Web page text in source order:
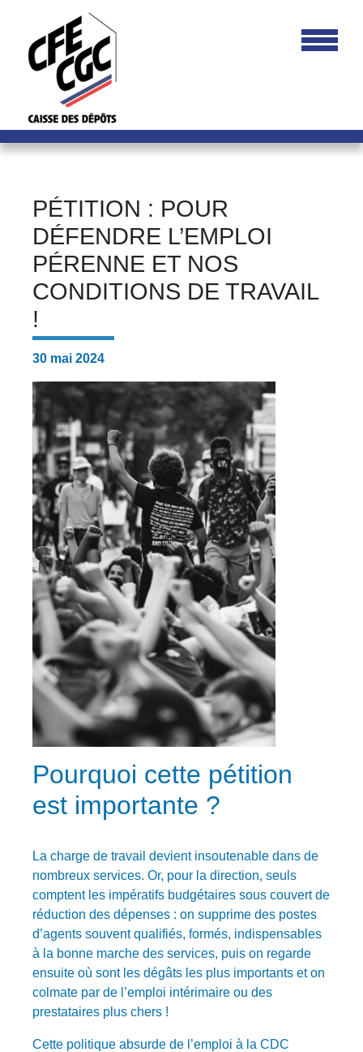
PÉTITION : POUR
DÉFENDRE L’EMPLOI
PÉRENNE ET NOS
CONDITIONS DE TRAVAIL
!
30 mai 2024
Pourquoi cette pétition
est importante ?
La charge de travail devient insoutenable dans de
nombreux services. Or, pour la direction, seuls
comptent les impératifs budgétaires sous couvert de
réduction des dépenses : on supprime des postes
d’agents souvent qualifiés, formés, indispensables
à la bonne marche des services, puis on regarde
ensuite où sont les dégâts les plus importants et on
colmate par de l’emploi intérimaire ou des
prestataires plus chers !
Cette politique absurde de l’emploi à la CDC